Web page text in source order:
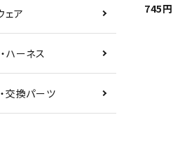
ェア
ハーネス
交換パーツ
745円